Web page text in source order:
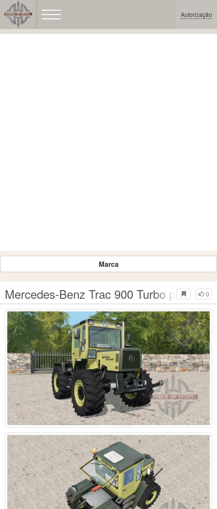
Autorização
Marca
0
Mercedes-Benz Trac 900 Turbo para